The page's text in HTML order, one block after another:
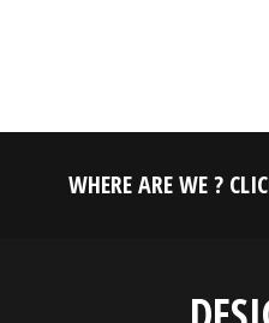
WHERE ARE WE ?